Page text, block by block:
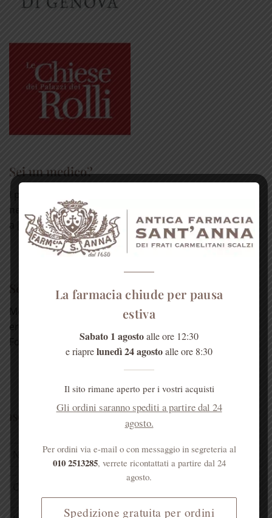
Sei un medico?
I prodotti erboristici svolgono un importante ruolo
nell'attenuare gli effetti collaterali dei farmaci. Aiutano
a [...]
LEGGI TUTTO
Sei un esercente?
Molti dei nostri prodotti sono vendibili in altre
erboristerie, farmacie e negozi di prodotti naturali.
Forniamo, [...]
LEGGI TUTTO
ISCRIVITI ALLA NEWSLETTER
La farmacia chiude per pausa
estiva
Sabato 1 agostoalle ore 12:30
e riaprelunedì 24 agostoalle ore 8:30
Il sito rimane aperto per i vostri acquisti
Gli ordini saranno spediti a partire dal 24
agosto.
Per ordini via e-mail o con messaggio in segreteria al
010 2513285, verrete ricontattati a partire dal 24
agosto.
Spedizione gratuita per ordini